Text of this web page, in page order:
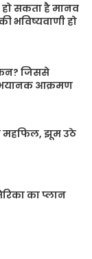
हो सकता है मानव
भविष्यवाणी हो
जिससे
भयानक आक्रमण
महफिल, झूम उठे
का प्लान